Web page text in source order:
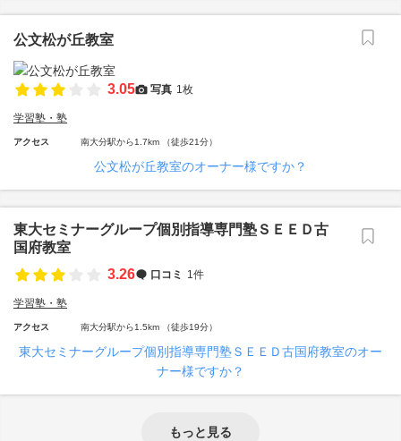
公文松が丘教室
3.05 写真 1枚
学習塾・塾
アクセス 南大分駅から1.7km （徒歩21分）
公文松が丘教室のオーナー様ですか？
東大セミナーグループ個別指導専門塾ＳＥＥＤ古
国府教室
3.26
口コミ 1件
学習塾・塾
アクセス 南大分駅から1.5km （徒歩19分）
東大セミナーグループ個別指導専門塾ＳＥＥＤ古国府教室のオー
ナー様ですか？
もっと見る